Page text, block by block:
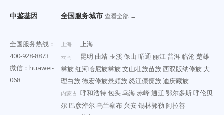
中鉴基因
全国服务热线：
400-928-8873
微信：huawei-
068
全国服务城市 查看全部 →
上海 上海
云南 昆明 曲靖 玉溪保山 昭通 丽江普洱临沧楚雄
彝族红河哈尼族彝族文山壮族苗族西双版纳傣族 大
理白族德宏傣族景颇族怒江傈僳族迪庆藏族
内蒙古 呼和浩特包头乌海赤峰通辽 鄂尔多斯呼伦贝
尔 巴彦淖尔乌兰察布 兴安锡林郭勒 阿拉善